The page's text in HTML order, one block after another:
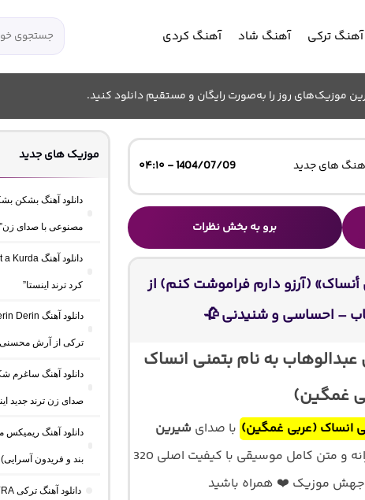
آهنگ ترکی آهنگ شاد آهنگ کردی
موزیک‌های روز را به‌صورت رایگان و مستقیم دانلود کنید.
های جدید 1404/07/09 - ۰۴:۱۰
برو به بخش نظرات
(آرزو دارم فراموشت کنم) از
– احساسی و شنیدنی 🥀
به نام بتمنی انساک
غمگین)
انساک (عربی غمگین) با صدای شیرین
به همراه پخش آنلاین ترانه و متن کامل موسیقی با کیفیت اصلی 320
موزیک های جدید
دانلود آهنگ بشکن
مصنوعی با صدای زن”
کرد ترند اینستا”
ترکی از آرش
دانلود آهنگ
صدای زن ترند جدید
بند و فریدون آسرایی)
دانلود آهنگ ترکی TEYRA از مصطفی ججلی و آسمیناتا